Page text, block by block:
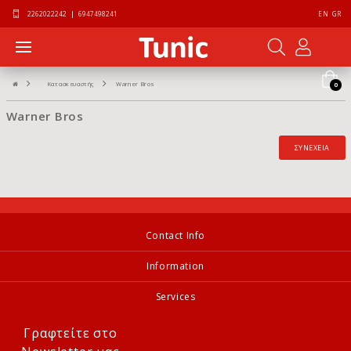
2262022242 | 6947498241 EN GR
0
Κατασκευαστής Warner Bros
Warner Bros
ΣΥΝΈΧΕΙΑ
Contact Info
Information
Services
Γραφτείτε στο